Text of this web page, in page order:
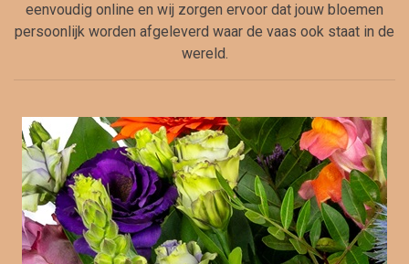
eenvoudig online en wij zorgen ervoor dat jouw bloemen
persoonlijk worden afgeleverd waar de vaas ook staat in de
wereld.